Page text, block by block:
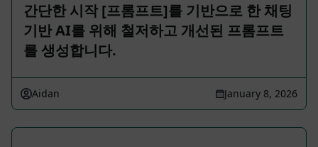
간단한 시작 [프롬프트]를 기반으로 한 채팅
기반 AI를 위해 철저하고 개선된 프롬프트
를 생성합니다.
Aidan January 8, 2026